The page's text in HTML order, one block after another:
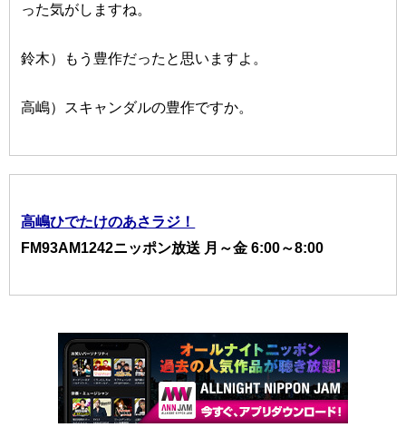
った気がしますね。
鈴木）もう豊作だったと思いますよ。
高嶋）スキャンダルの豊作ですか。
高嶋ひでたけのあさラジ！
FM93AM1242ニッポン放送 月～金 6:00～8:00